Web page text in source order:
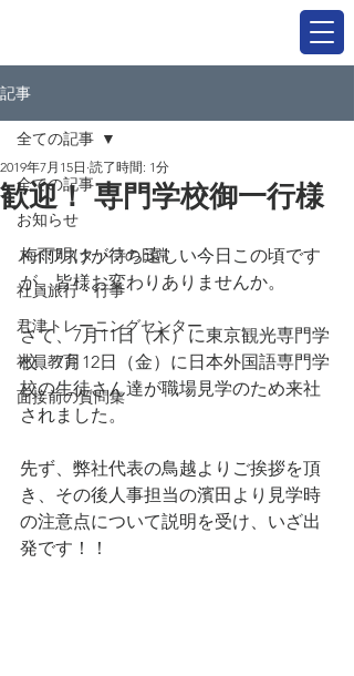
記事
全ての記事
お知らせ
メイワスタッフの日常
社員旅行・行事
君津トレーニングセンター
社員教育
面接前の質問集
全ての記事
歓迎！ 専門学校御一行様
2019年7月15日 読了時間: 1分
梅雨明けが待ち遠しい今日この頃です
が、皆様お変わりありませんか。
さて、7月11日（木）に東京観光専門学
校、7月12日（金）に日本外国語専門学
校の生徒さん達が職場見学のため来社
されました。
先ず、弊社代表の鳥越よりご挨拶を頂
き、その後人事担当の濱田より見学時
の注意点について説明を受け、いざ出
発です！！